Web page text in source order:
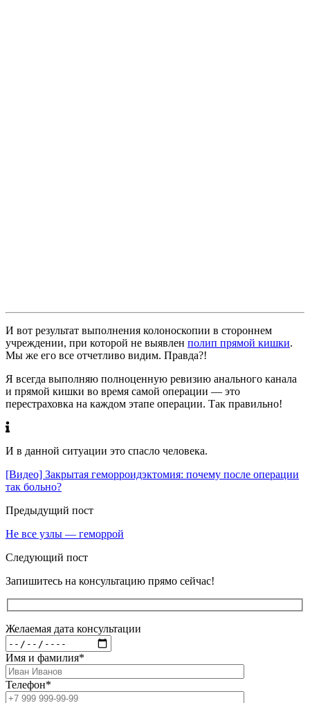
И вот результат выполнения колоноскопии в стороннем
учреждении, при которой не выявлен полип прямой кишки.
Мы же его все отчетливо видим. Правда?!
Я всегда выполняю полноценную ревизию анального канала
и прямой кишки во время самой операции — это
перестраховка на каждом этапе операции. Так правильно!
И в данной ситуации это спасло человека.
[Видео] Закрытая геморроидэктомия: почему после операции
так больно?
Предыдущий пост
Не все узлы — геморрой
Следующий пост
Запишитесь на консультацию прямо сейчас!
Желаемая дата консультации
Имя и фамилия*
Телефон*